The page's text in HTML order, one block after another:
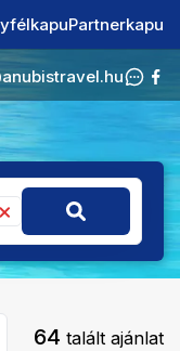
Partnerkapu
64 talált ajánlat